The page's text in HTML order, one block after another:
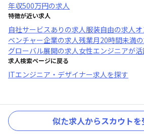
年収500万円の求人
特徴が近い求人
自社サービスあり の求人服装自由の求人
ベンチャー企業の求人残業月20時間未満
グローバル展開の求人女性エンジニアが
求人検索ページに戻る
ITエンジニア・デザイナー求人を探す
似た求人からスカウトを